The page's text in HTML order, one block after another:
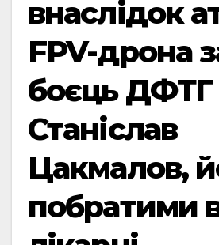
внаслідок
FPV-дрона
боєць
Станіслав
Цакмалов,
побратими